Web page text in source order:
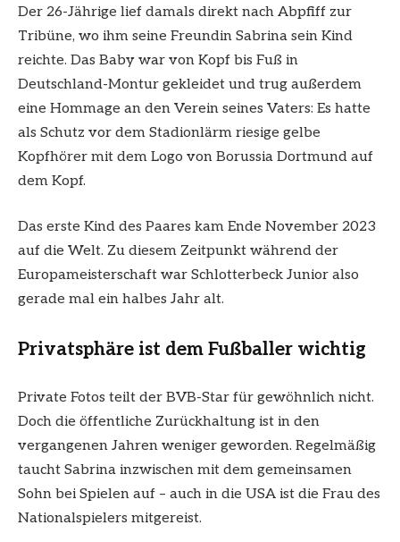
Der 26-Jährige lief damals direkt nach Abpfiff zur
Tribüne, wo ihm seine Freundin Sabrina sein Kind
reichte. Das Baby war von Kopf bis Fuß in
Deutschland-Montur gekleidet und trug außerdem
eine Hommage an den Verein seines Vaters: Es hatte
als Schutz vor dem Stadionlärm riesige gelbe
Kopfhörer mit dem Logo von Borussia Dortmund auf
dem Kopf.
Das erste Kind des Paares kam Ende November 2023
auf die Welt. Zu diesem Zeitpunkt während der
Europameisterschaft war Schlotterbeck Junior also
gerade mal ein halbes Jahr alt.
Privatsphäre ist dem Fußballer wichtig
Private Fotos teilt der BVB-Star für gewöhnlich nicht.
Doch die öffentliche Zurückhaltung ist in den
vergangenen Jahren weniger geworden. Regelmäßig
taucht Sabrina inzwischen mit dem gemeinsamen
Sohn bei Spielen auf – auch in die USA ist die Frau des
Nationalspielers mitgereist.